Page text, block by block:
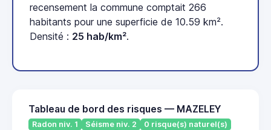
recensement la commune comptait 266
habitants pour une superficie de 10.59 km².
Densité : 25 hab/km².
Tableau de bord des risques — MAZELEY
Radon niv. 1 Séisme niv. 2
0 risque(s) naturel(s)